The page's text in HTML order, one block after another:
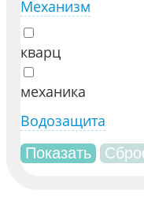
Механизм
кварц
механика
Водозащита